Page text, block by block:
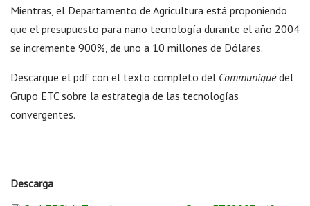
Mientras, el Departamento de Agricultura está proponiendo
que el presupuesto para nano tecnología durante el año 2004
se incremente 900%, de uno a 10 millones de Dólares.
Descargue el pdf con el texto completo del Communiquédel
Grupo ETC sobre la estrategia de las tecnologías
convergentes.
Descarga